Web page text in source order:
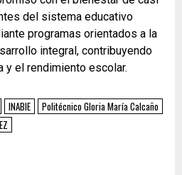
del sistema educativo
programas orientados a la
integral, contribuyendo
y el rendimiento escolar.
INABIE
Politécnico Gloria María Calcaño